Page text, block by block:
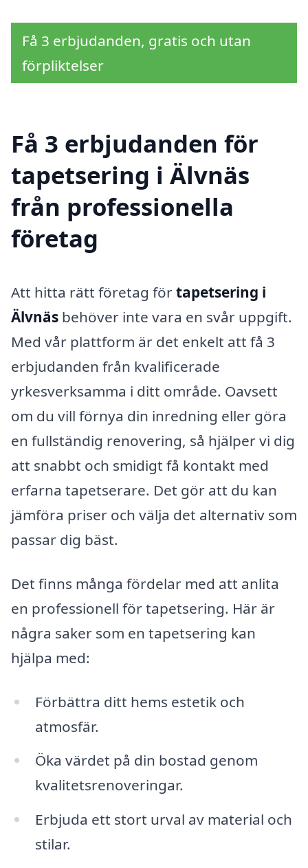
Få 3 erbjudanden, gratis och utan
förpliktelser
Få 3 erbjudanden för
tapetsering i Älvnäs
från professionella
företag
Att hitta rätt företag förtapetsering i
Älvnäs behöver inte vara en svår uppgift.
Med vår plattform är det enkelt att få 3
erbjudanden från kvalificerade
yrkesverksamma i ditt område. Oavsett
om du vill förnya din inredning eller göra
en fullständig renovering, så hjälper vi dig
att snabbt och smidigt få kontakt med
erfarna tapetserare. Det gör att du kan
jämföra priser och välja det alternativ som
passar dig bäst.
Det finns många fördelar med att anlita
en professionell för tapetsering. Här är
några saker som en tapetsering kan
hjälpa med:
Förbättra ditt hems estetik och
atmosfär.
Öka värdet på din bostad genom
kvalitetsrenoveringar.
Erbjuda ett stort urval av material och
stilar.